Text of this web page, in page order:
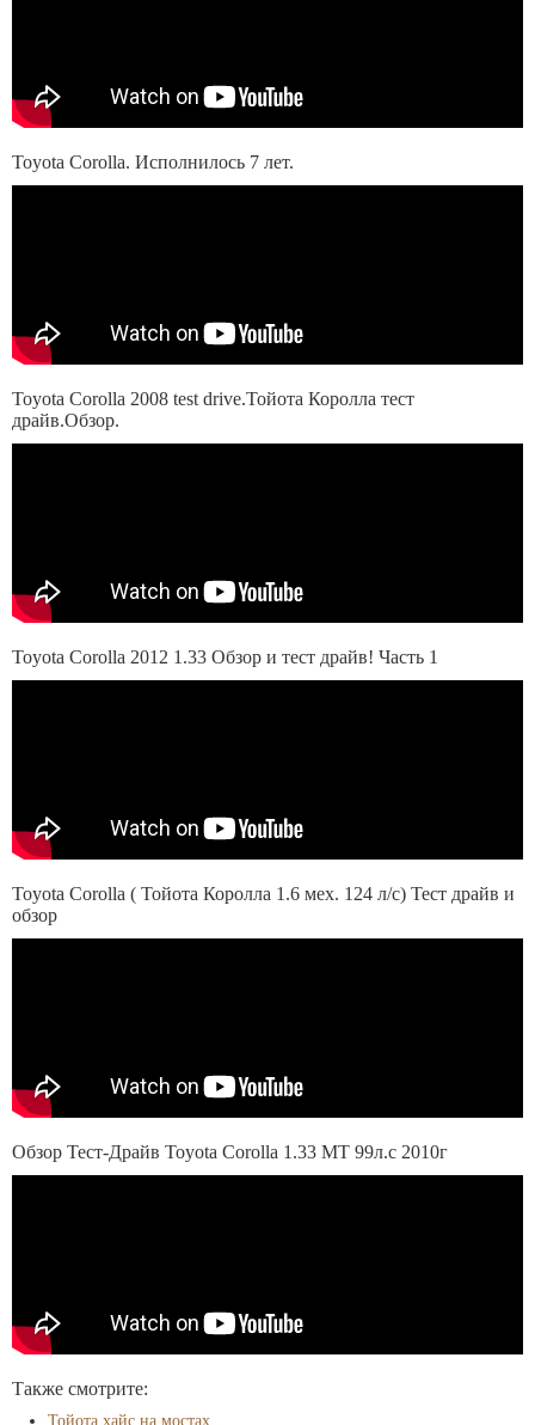
Toyota Corolla. Исполнилось 7 лет.
Toyota Corolla 2008 test drive.Тойота Королла тест
драйв.Обзор.
Toyota Corolla 2012 1.33 Обзор и тест драйв! Часть 1
Toyota Corolla ( Тойота Королла 1.6 мех. 124 л/с) Тест драйв и
обзор
Обзор Тест-Драйв Toyota Corolla 1.33 МТ 99л.с 2010г
Также смотрите:
Тойота хайс на мостах